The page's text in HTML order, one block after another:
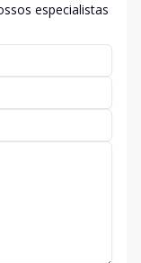
especialistas